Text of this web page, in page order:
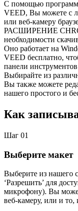
С помощью
VEED, Вы можете с
или веб-камеру
РАСШИРЕНИЕ
необходимости
Оно работает на
VEED бесплатно,
панели
Выбирайте из
Вы также можете
нашего простого и
Как
Шаг 01
Выберите макет
Выберите из нашего
‘Разрешить’ для
микрофону). Вы
веб-камеру, или и